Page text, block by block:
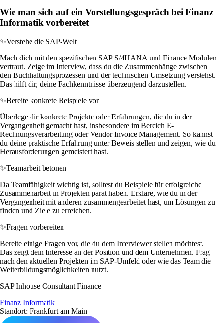
Wie man sich auf ein Vorstellungsgespräch bei Finanz
Informatik vorbereitet
✨Verstehe die SAP-Welt
Mach dich mit den spezifischen SAP S/4HANA und Finance Modulen
vertraut. Zeige im Interview, dass du die Zusammenhänge zwischen
den Buchhaltungsprozessen und der technischen Umsetzung verstehst.
Das hilft dir, deine Fachkenntnisse überzeugend darzustellen.
✨Bereite konkrete Beispiele vor
Überlege dir konkrete Projekte oder Erfahrungen, die du in der
Vergangenheit gemacht hast, insbesondere im Bereich E-
Rechnungsverarbeitung oder Vendor Invoice Management. So kannst
du deine praktische Erfahrung unter Beweis stellen und zeigen, wie du
Herausforderungen gemeistert hast.
✨Teamarbeit betonen
Da Teamfähigkeit wichtig ist, solltest du Beispiele für erfolgreiche
Zusammenarbeit in Projekten parat haben. Erkläre, wie du in der
Vergangenheit mit anderen zusammengearbeitet hast, um Lösungen zu
finden und Ziele zu erreichen.
✨Fragen vorbereiten
Bereite einige Fragen vor, die du dem Interviewer stellen möchtest.
Das zeigt dein Interesse an der Position und dem Unternehmen. Frag
nach den aktuellen Projekten im SAP-Umfeld oder wie das Team die
Weiterbildungsmöglichkeiten nutzt.
SAP Inhouse Consultant Finance
Finanz Informatik
Standort: Frankfurt am Main